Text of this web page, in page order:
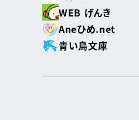
WEB げんき
Aneひめ.net
青い鳥文庫